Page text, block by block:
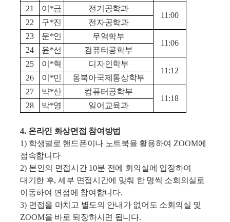
21
이*금 전기공학과
11:00
22
구*진
전자공학과
23
문*인 무역학부
11:06
24
윤*선
컴퓨터공학부
25
이*혁 디자인학부
11:12
26
이*민
동북아국제통상학부
27
뱍*산 컴퓨터공학부
11:18
28
박*영 일어교육과
4. 온라인 화상면접 참여방법
1) 학생별로 핸드폰이나 노트북을 활용하여 ZOOM에
접속합니다
2) 본인의 면접시간 10분 전에 회의실에 입장하여
대기한 후,세부 면접시간에 맞춰 한 명씩 소회의실로
이동하여 면접에 참여합니다.
3) 면접을 마치고 별도의 안내가 없어도 소회의실 및
ZOOM을 바로 퇴장하시면 됩니다.